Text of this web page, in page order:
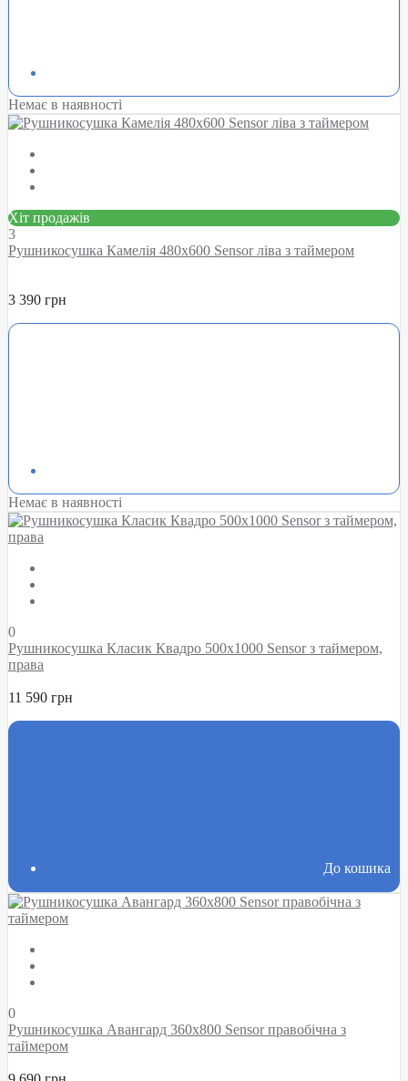
Немає в наявності
Хіт продажів
3
Рушникосушка Камелія 480х600 Sensor ліва з таймером
3 390 грн
Немає в наявності
0
Рушникосушка Класик Квадро 500х1000 Sensor з таймером,
права
11 590 грн
До кошика
0
Рушникосушка Авангард 360х800 Sensor правобічна з
таймером